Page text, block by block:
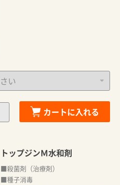
カートに入れる
トップジンＭ水和剤
■殺菌剤（治療剤）
■種子消毒